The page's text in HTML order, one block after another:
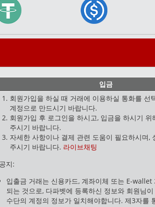
입금
회원가입을 하실 때 거래에 이용하실 통화를 선
계정으로 만드시기 바랍니다.
회원가입 후 로그인을 하시고, 입금을 하시기 위
주시기 바랍니다.
자세한 사항이나 결제 관련 도움이 필요하시며,
주시기 바랍니다. 라이브채팅
공지:
입출금 거래는 신용카드, 계좌이체 또는 E-wallet
되는 것으로, 다파벳에 등록하신 정보와 회원님
수단의 계정의 정보가 일치해야합니다. 제3자를